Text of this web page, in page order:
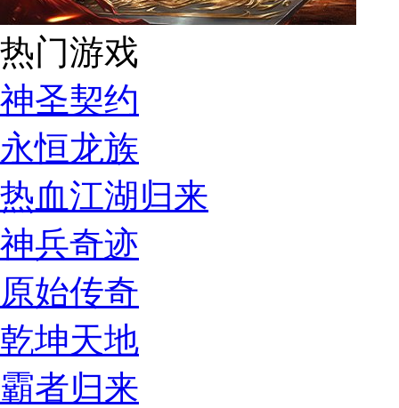
热门游戏
神圣契约
永恒龙族
热血江湖归来
神兵奇迹
原始传奇
乾坤天地
霸者归来